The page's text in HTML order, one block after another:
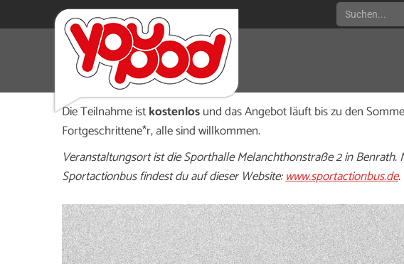
Search:
Dienstags von 16 bis 18 Uhr lädt das offene Fußballangebot
GHS Benrath zu Spaß am Kicken, Bewegung und neue Leute
Die Teilnahme istkostenlosund das Angebot läuft bis zu den
Fortgeschrittene*r, alle sind willkommen.
Veranstaltungsort ist die Sporthalle Melanchthonstraße 2 in
Sportactionbus findest du auf dieser Website:www.sportactionbus.de.